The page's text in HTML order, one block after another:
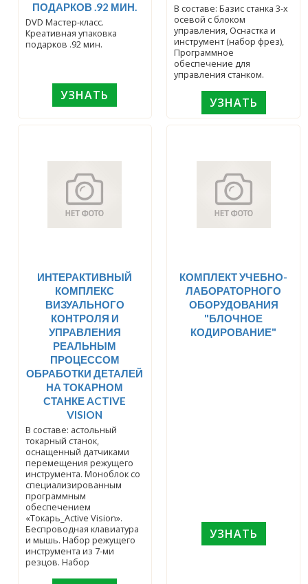
ПОДАРКОВ .92 МИН.
DVD Мастер-класс.
Креативная упаковка
подарков .92 мин.
УЗНАТЬ
В составе: Базис станка 3-х
осевой с блоком
управления, Оснастка и
инструмент (набор фрез),
Программное
обеспечение для
управления станком.
УЗНАТЬ
ИНТЕРАКТИВНЫЙ
КОМПЛЕКС
ВИЗУАЛЬНОГО
КОНТРОЛЯ И
УПРАВЛЕНИЯ
РЕАЛЬНЫМ
ПРОЦЕССОМ
ОБРАБОТКИ ДЕТАЛЕЙ
НА ТОКАРНОМ
СТАНКЕ ACTIVE
VISION
В составе: астольный
токарный станок,
оснащенный датчиками
перемещения режущего
инструмента. Моноблок со
специализированным
программным
обеспечением
«Токарь_Active Vision».
Беспроводная клавиатура
и мышь. Набор режущего
инструмента из 7-ми
резцов. Набор
КОМПЛЕКТ УЧЕБНО-
ЛАБОРАТОРНОГО
ОБОРУДОВАНИЯ
"БЛОЧНОЕ
КОДИРОВАНИЕ"
УЗНАТЬ